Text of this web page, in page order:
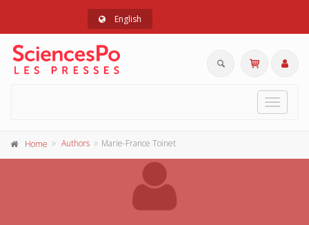
English
Toggle
Home Authors Marie-France Toinet